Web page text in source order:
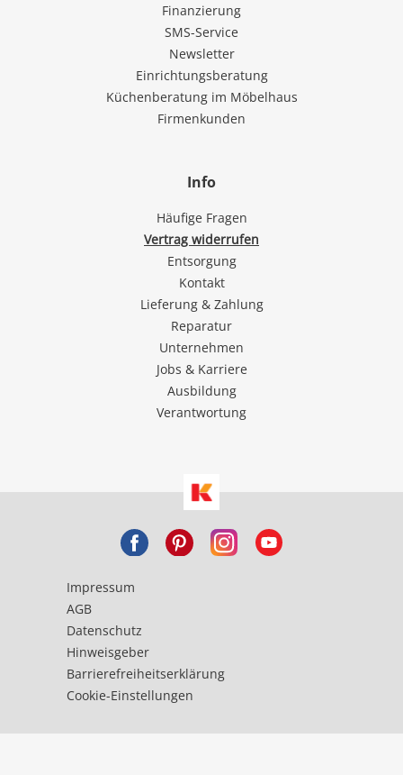
Finanzierung
SMS-Service
Newsletter
Einrichtungsberatung
Küchenberatung im Möbelhaus
Firmenkunden
Info
Häufige Fragen
Vertrag widerrufen
Entsorgung
Kontakt
Lieferung & Zahlung
Reparatur
Unternehmen
Jobs & Karriere
Ausbildung
Verantwortung
Impressum
AGB
Datenschutz
Hinweisgeber
Barrierefreiheitserklärung
Cookie-Einstellungen